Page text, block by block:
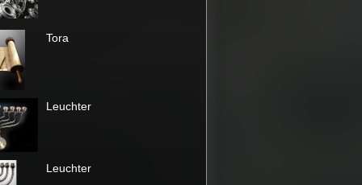
Tora
Leuchter
Leuchter